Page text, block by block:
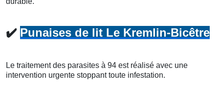
✔️ Punaises de lit Le Kremlin-Bicêtre
Le traitement des parasites à 94 est réalisé avec une
intervention urgente stoppant toute infestation.